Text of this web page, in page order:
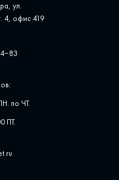
ул.
4, офис ​419
по ЧТ.
ПТ.